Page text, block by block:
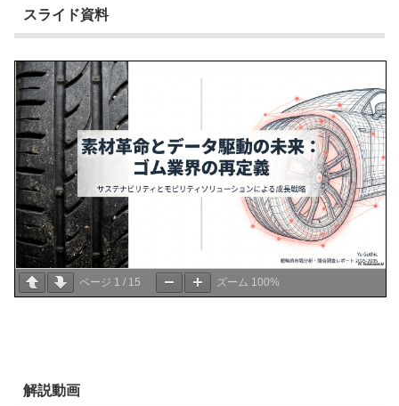
スライド資料
ページ 1 / 15 ズーム 100%
解説動画